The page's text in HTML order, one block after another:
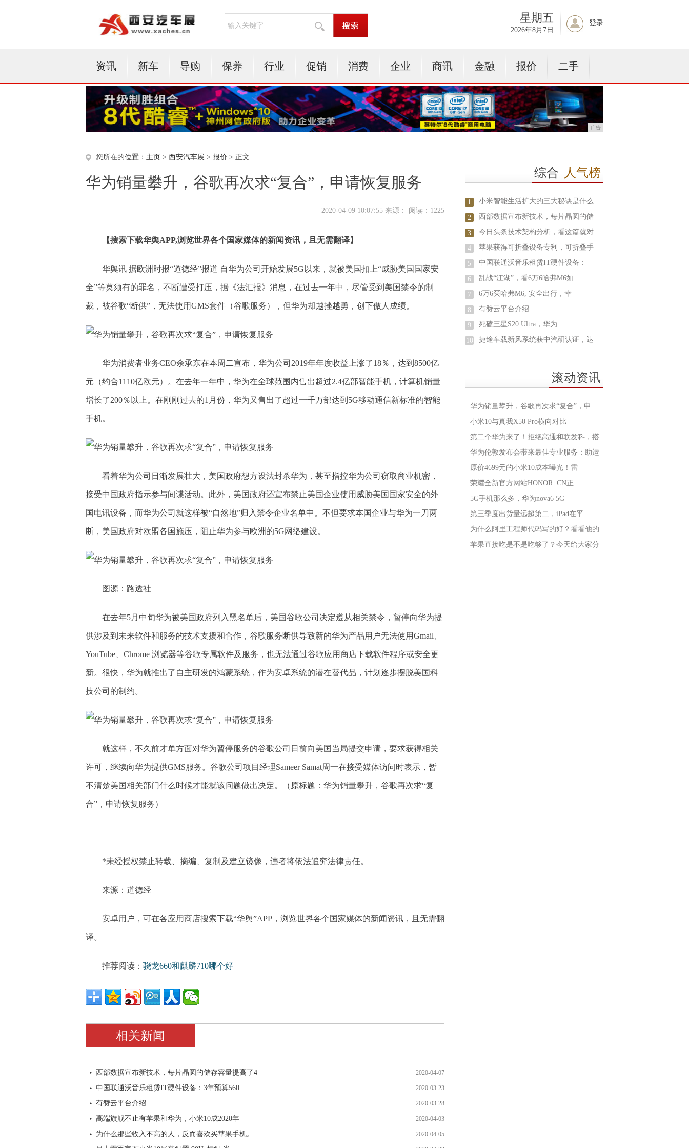
星期五
2026年8月7日
登录
资讯 新车 导购 保养 行业 促销 消费 企业 商讯 金融 报价 二手
广告
您所在的位置： 主页 > 西安汽车展 > 报价 > 正文
华为销量攀升，谷歌再次求“复合”，申请恢复服务
2020-04-09 10:07:55 来源： 阅读：1225
【搜索下载华舆APP,浏览世界各个国家媒体的新闻资讯，且无需翻译】
华舆讯 据欧洲时报“道德经”报道 自华为公司开始发展5G以来，就被美国扣上“威胁美国国家安
全”等莫须有的罪名，不断遭受打压，据《法汇报》消息，在过去一年中，尽管受到美国禁令的制
裁，被谷歌“断供”，无法使用GMS套件（谷歌服务），但华为却越挫越勇，创下傲人成绩。
华为消费者业务CEO余承东在本周二宣布，华为公司2019年年度收益上涨了18％，达到8500亿
元（约合1110亿欧元）。在去年一年中，华为在全球范围内售出超过2.4亿部智能手机，计算机销量
增长了200％以上。在刚刚过去的1月份，华为又售出了超过一千万部达到5G移动通信新标准的智能
手机。
看着华为公司日渐发展壮大，美国政府想方设法封杀华为，甚至指控华为公司窃取商业机密，
接受中国政府指示参与间谍活动。此外，美国政府还宣布禁止美国企业使用威胁美国国家安全的外
国电讯设备，而华为公司就这样被“自然地”归入禁令企业名单中。不但要求本国企业与华为一刀两
断，美国政府对欧盟各国施压，阻止华为参与欧洲的5G网络建设。
图源：路透社
在去年5月中旬华为被美国政府列入黑名单后，美国谷歌公司决定遵从相关禁令，暂停向华为提
供涉及到未来软件和服务的技术支援和合作，谷歌服务断供导致新的华为产品用户无法使用Gmail、
YouTube、Chrome 浏览器等谷歌专属软件及服务，也无法通过谷歌应用商店下载软件程序或安全更
新。很快，华为就推出了自主研发的鸿蒙系统，作为安卓系统的潜在替代品，计划逐步摆脱美国科
技公司的制约。
就这样，不久前才单方面对华为暂停服务的谷歌公司日前向美国当局提交申请，要求获得相关
许可，继续向华为提供GMS服务。谷歌公司项目经理Sameer Samat周一在接受媒体访问时表示，暂
不清楚美国相关部门什么时候才能就该问题做出决定。（原标题：华为销量攀升，谷歌再次求“复
合”，申请恢复服务）
*未经授权禁止转载、摘编、复制及建立镜像，违者将依法追究法律责任。
来源：道德经
安卓用户，可在各应用商店搜索下载“华舆”APP，浏览世界各个国家媒体的新闻资讯，且无需翻
译。
推荐阅读： 骁龙660和麒麟710哪个好
相关新闻
西部数据宣布新技术，每片晶圆的储存容量提高了4 2020-04-07
中国联通沃音乐租赁IT硬件设备：3年预算560 2020-03-23
有赞云平台介绍 2020-03-28
高端旗舰不止有苹果和华为，小米10成2020年 2020-04-03
为什么那些收入不高的人，反而喜欢买苹果手机。 2020-04-05
综合 人气榜
1 小米智能生活扩大的三大秘诀是什么
2 西部数据宣布新技术，每片晶圆的储
3 今日头条技术架构分析，看这篇就对
4 苹果获得可折叠设备专利，可折叠手
5 中国联通沃音乐租赁IT硬件设备：
6 乱战“江湖”，看6万6哈弗M6如
7 6万6买哈弗M6, 安全出行，幸
8 有赞云平台介绍
9 死磕三星S20 Ultra，华为
10 捷途车载新风系统获中汽研认证，达
滚动资讯
华为销量攀升，谷歌再次求“复合”，申
小米10与真我X50 Pro横向对比
第二个华为来了！拒绝高通和联发科，搭
华为伦敦发布会带来最佳专业服务：助运
原价4699元的小米10成本曝光！雷
荣耀全新官方网站HONOR. CN正
5G手机那么多，华为nova6 5G
第三季度出货量远超第二，iPad在平
为什么阿里工程师代码写的好？看看他的
苹果直接吃是不是吃够了？今天给大家分